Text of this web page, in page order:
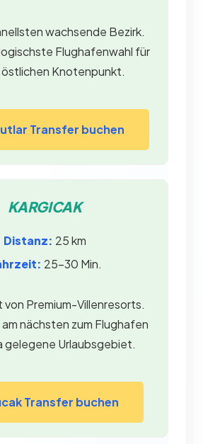
wachsende Bezirk.
Flughafenwahl für
Knotenpunkt.
Transfer buchen
KARGICAK
Distanz: 25 km
25–30 Min.
von Premium-Villenresorts.
nächsten zum Flughafen
gelegene Urlaubsgebiet.
Transfer buchen